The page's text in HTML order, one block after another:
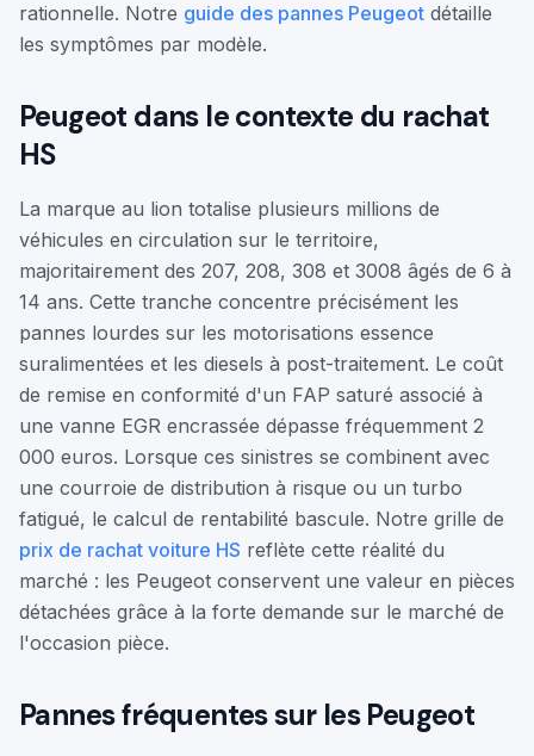
rationnelle. Notre guide des pannes Peugeot détaille
les symptômes par modèle.
Peugeot dans le contexte du rachat
HS
La marque au lion totalise plusieurs millions de
véhicules en circulation sur le territoire,
majoritairement des 207, 208, 308 et 3008 âgés de 6 à
14 ans. Cette tranche concentre précisément les
pannes lourdes sur les motorisations essence
suralimentées et les diesels à post-traitement. Le coût
de remise en conformité d'un FAP saturé associé à
une vanne EGR encrassée dépasse fréquemment 2
000 euros. Lorsque ces sinistres se combinent avec
une courroie de distribution à risque ou un turbo
fatigué, le calcul de rentabilité bascule. Notre grille de
prix de rachat voiture HS reflète cette réalité du
marché : les Peugeot conservent une valeur en pièces
détachées grâce à la forte demande sur le marché de
l'occasion pièce.
Pannes fréquentes sur les Peugeot